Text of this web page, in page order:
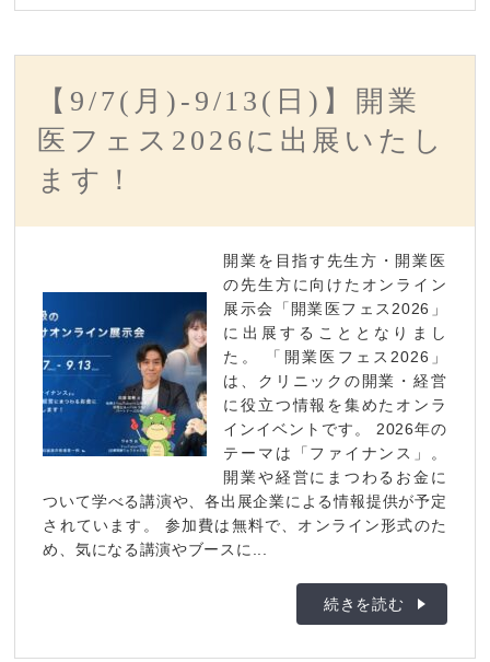
【9/7(月)-9/13(日)】開業
医フェス2026に出展いたし
ます！
開業を目指す先生方・開業医
の先生方に向けたオンライン
展示会「開業医フェス2026」
に出展することとなりまし
た。 「開業医フェス2026」
は、クリニックの開業・経営
に役立つ情報を集めたオンラ
インイベントです。 2026年の
テーマは「ファイナンス」。
開業や経営にまつわるお金に
ついて学べる講演や、各出展企業による情報提供が予定
されています。 参加費は無料で、オンライン形式のた
め、気になる講演やブースに...
続きを読む